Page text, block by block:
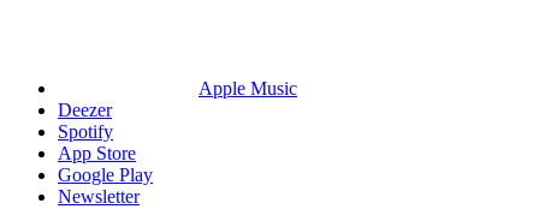
Apple Music
Deezer
Spotify
App Store
Google Play
Newsletter